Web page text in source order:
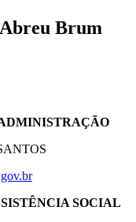
Brum
SOCIAL